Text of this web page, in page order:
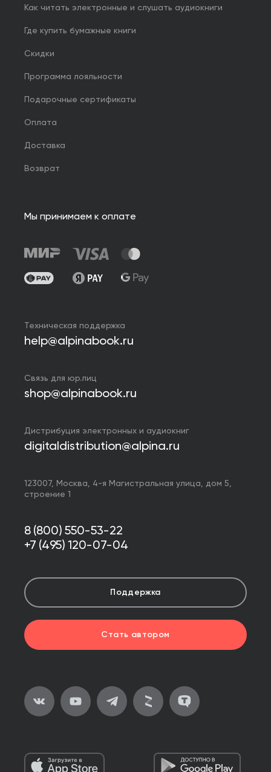
Как читать электронные и слушать аудиокниги
Где купить бумажные книги
Скидки
Программа лояльности
Подарочные сертификаты
Оплата
Доставка
Возврат
Мы принимаем к оплате
Техническая поддержка
help@alpinabook.ru
Связь для юр.лиц
shop@alpinabook.ru
Дистрибуция электронных и аудиокниг
digitaldistribution@alpina.ru
123007, Москва, 4-я Магистральная улица, дом 5,
строение 1
8 (800) 550-53-22
+7 (495) 120-07-04
Поддержка
Стать автором